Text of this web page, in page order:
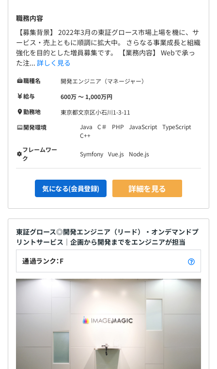
職務内容
【募集背景】 2022年3月の東証グロース市場上場を機に、サ
ービス・売上ともに順調に拡大中。 さらなる事業成長と組織
強化を目的とした増員募集です。 【業務内容】 Webで承っ
た注... 詳しく見る
職種名
開発エンジニア（マネージャー）
給与
600万 〜 1,000万円
勤務地
東京都文京区小石川1-3-11
開発環境
Java C＃ PHP JavaScript
TypeScript
C++
フレームワー
ク
Symfony Vue.js Node.js
気になる(会員登録) 詳細を見る
東証グロース◎開発エンジニア（リード）・オンデマンドプ
リントサービス｜企画から開発までをエンジニアが担当
通過ランク：F